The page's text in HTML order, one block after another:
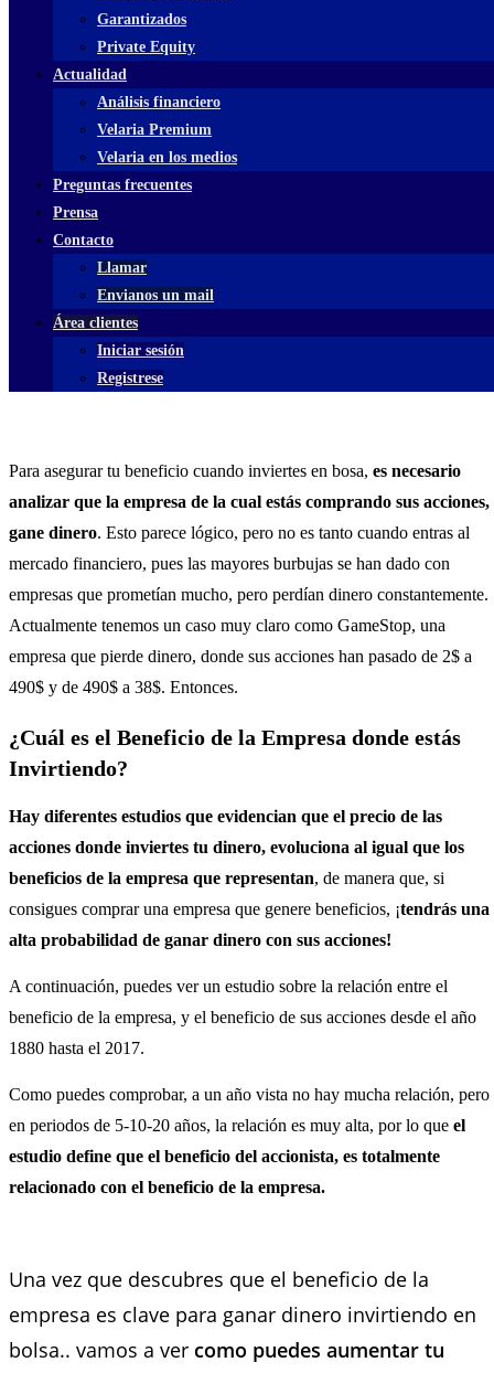
Garantizados
Private Equity
Actualidad
Análisis financiero
Velaria Premium
Velaria en los medios
Preguntas frecuentes
Prensa
Contacto
Llamar
Envianos un mail
Área clientes
Iniciar sesión
Registrese
Para asegurar tu beneficio cuando inviertes en bosa, es necesario
analizar que la empresa de la cual estás comprando sus acciones,
gane dinero. Esto parece lógico, pero no es tanto cuando entras al
mercado financiero, pues las mayores burbujas se han dado con
empresas que prometían mucho, pero perdían dinero constantemente.
Actualmente tenemos un caso muy claro como GameStop, una
empresa que pierde dinero, donde sus acciones han pasado de 2$ a
490$ y de 490$ a 38$. Entonces.
¿Cuál es el Beneficio de la Empresa donde estás
Invirtiendo?
Hay diferentes estudios que evidencian que el precio de las
acciones donde inviertes tu dinero, evoluciona al igual que los
beneficios de la empresa que representan, de manera que, si
consigues comprar una empresa que genere beneficios, ¡tendrás una
alta probabilidad de ganar dinero con sus acciones!
A continuación, puedes ver un estudio sobre la relación entre el
beneficio de la empresa, y el beneficio de sus acciones desde el año
1880 hasta el 2017.
Como puedes comprobar, a un año vista no hay mucha relación, pero
en periodos de 5-10-20 años, la relación es muy alta, por lo que el
estudio define que el beneficio del accionista, es totalmente
relacionado con el beneficio de la empresa.
Una vez que descubres que el beneficio de la
empresa es clave para ganar dinero invirtiendo en
bolsa.. vamos a ver como puedes aumentar tu